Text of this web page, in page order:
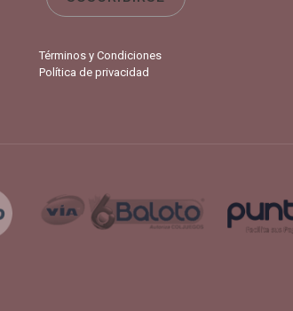
Términos y Condiciones
Política de privacidad